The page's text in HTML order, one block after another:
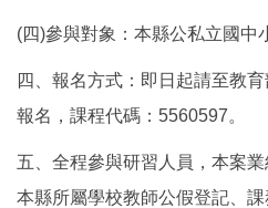
(四)參與對象：本縣公私立國中
四、報名方式：即日起請至教
報名，課程代碼：5560597。
五、全程參與研習人員，本案
本縣所屬學校教師公假登記、